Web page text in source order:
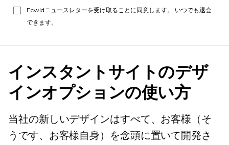
Ecwidニュースレターを受け取ることに同意します。 いつでも退会
できます。
インスタントサイトのデザ
インオプションの使い方
当社の新しいデザインはすべて、お客様（そ
うです、お客様自身）を念頭に置いて開発さ